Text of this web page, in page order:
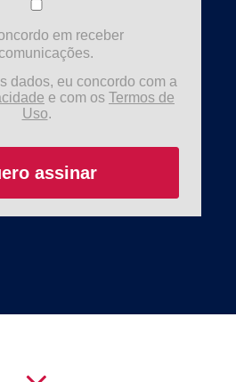
em receber
comunicações.
dados, eu concordo com a
e com os Termos de
Uso.
assinar